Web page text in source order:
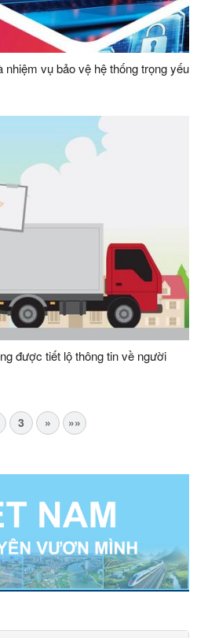
vụ bảo vệ hệ thống trọng yếu
được tiết lộ thông tin về người
3 » »»